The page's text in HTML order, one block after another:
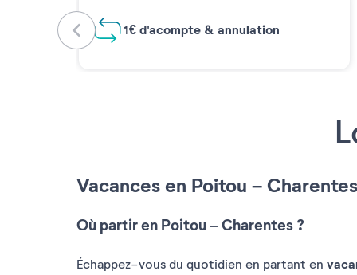
Vacances en Poitou – Charentes
Où partir en Poitou – Charentes ?
Échappez-vous du quotidien en partant en
1€ d'acompte & annulation